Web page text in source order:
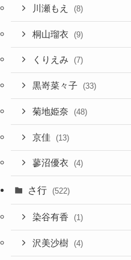
川瀬もえ (8)
桐山瑠衣 (9)
くりえみ (7)
黒嵜菜々子 (33)
菊地姫奈 (48)
京佳 (13)
蓼沼優衣 (4)
さ行 (522)
染谷有香 (1)
沢美沙樹 (4)